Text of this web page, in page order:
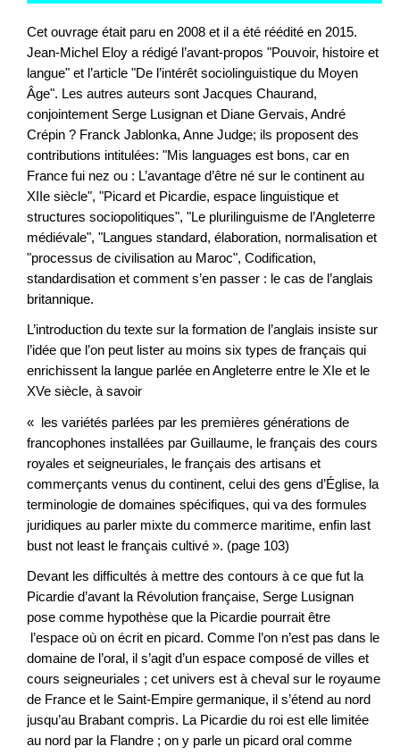
Cet ouvrage était paru en 2008 et il a été réédité en 2015.
Jean-Michel Eloy a rédigé l’avant-propos "Pouvoir, histoire et
langue" et l’article "De l’intérêt sociolinguistique du Moyen
Âge". Les autres auteurs sont Jacques Chaurand,
conjointement Serge Lusignan et Diane Gervais, André
Crépin ? Franck Jablonka, Anne Judge; ils proposent des
contributions intitulées: "Mis languages est bons, car en
France fui nez ou : L’avantage d’être né sur le continent au
XIIe siècle", "Picard et Picardie, espace linguistique et
structures sociopolitiques", "Le plurilinguisme de l’Angleterre
médiévale", "Langues standard, élaboration, normalisation et
"processus de civilisation au Maroc", Codification,
standardisation et comment s’en passer : le cas de l’anglais
britannique.
L’introduction du texte sur la formation de l’anglais insiste sur
l’idée que l’on peut lister au moins six types de français qui
enrichissent la langue parlée en Angleterre entre le XIe et le
XVe siècle, à savoir
« les variétés parlées par les premières générations de
francophones installées par Guillaume, le français des cours
royales et seigneuriales, le français des artisans et
commerçants venus du continent, celui des gens d’Église, la
terminologie de domaines spécifiques, qui va des formules
juridiques au parler mixte du commerce maritime, enfin last
bust not least le français cultivé ». (page 103)
Devant les difficultés à mettre des contours à ce que fut la
Picardie d’avant la Révolution française, Serge Lusignan
pose comme hypothèse que la Picardie pourrait être
l’espace où on écrit en picard. Comme l’on n’est pas dans le
domaine de l’oral, il s’agit d’un espace composé de villes et
cours seigneuriales ; cet univers est à cheval sur le royaume
de France et le Saint-Empire germanique, il s’étend au nord
jusqu’au Brabant compris. La Picardie du roi est elle limitée
au nord par la Flandre ; on y parle un picard oral comme